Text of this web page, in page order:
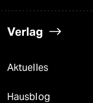
Verlag
Aktuelles
Hausblog